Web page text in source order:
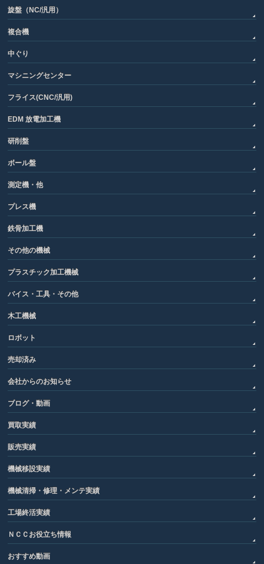
旋盤（NC/汎用）
複合機
中ぐり
マシニングセンター
フライス(CNC/汎用)
EDM 放電加工機
研削盤
ボール盤
測定機・他
プレス機
鉄骨加工機
その他の機械
プラスチック加工機械
バイス・工具・その他
木工機械
ロボット
売却済み
会社からのお知らせ
ブログ・動画
買取実績
販売実績
機械移設実績
機械清掃・修理・メンテ実績
工場終活実績
ＮＣＣお役立ち情報
おすすめ動画